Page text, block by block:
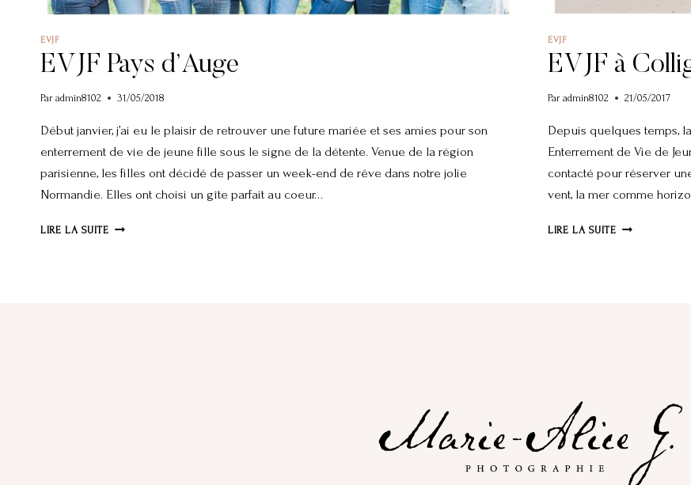
EVJF
EVJF Pays d’Auge
Par admin8102 31/05/2018
Début janvier, j’ai eu le plaisir de retrouver une future mariée et ses amies pour son
enterrement de vie de jeune fille sous le signe de la détente. Venue de la région
parisienne, les filles ont décidé de passer un week-end de rêve dans notre jolie
Normandie. Elles ont choisi un gîte parfait au coeur…
LIRE LA SUITEEVJF
EVJF
EVJF à
Par admin8102 21/05/2017
Depuis quelques temps,
Enterrement de Vie de
contacté pour réserver
vent, la mer comme
LIRE LA SUITEEVJF